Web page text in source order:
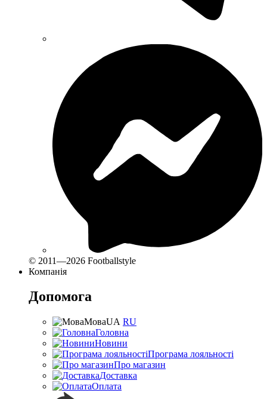
© 2011—2026 Footballstyle
Компанія
Допомога
МоваUA RU
Головна
Новини
Програма лояльності
Про магазин
Доставка
Оплата